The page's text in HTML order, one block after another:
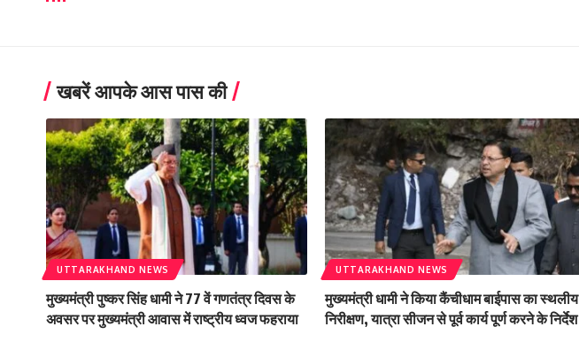
खबरें आपके आस पास की
UTTARAKHAND NEWS
मुख्यमंत्री पुष्कर सिंह धामी ने 77 वें गणतंत्र दिवस के
अवसर पर मुख्यमंत्री आवास में राष्ट्रीय ध्वज फहराया
UTTARAKHAND NEWS
मुख्यमंत्री धामी ने किया कैंचीधाम बाईपास का स्थलीय
निरीक्षण, यात्रा सीजन से पूर्व कार्य पूर्ण करने के निर्देश